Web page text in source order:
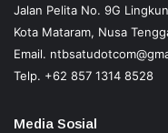
Jalan Pelita No. 9G
Kota Mataram, Nusa
Email.
Telp. +62 857 1314 8528
Media Sosial